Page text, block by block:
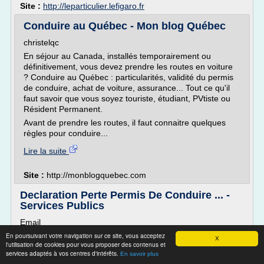
X
En poursuivant votre navigation sur ce site, vous acceptez
l'utilisation de cookies pour vous proposer des contenus et
services adaptés à vos centres d'intérêts. En savoir plus
Site : http://leparticulier.lefigaro.fr
Conduire au Québec - Mon blog Québec
christelqc
En séjour au Canada, installés temporairement ou
définitivement, vous devez prendre les routes en voiture
? Conduire au Québec : particularités, validité du permis
de conduire, achat de voiture, assurance... Tout ce qu'il
faut savoir que vous soyez touriste, étudiant, PVtiste ou
Résident Permanent.
Avant de prendre les routes, il faut connaitre quelques
règles pour conduire...
Lire la suite
Site : http://monblogquebec.com
Declaration Perte Permis De Conduire ... -
Services Publics
Email
Paris
Capitale européenne du luxe, de la mode et haut lieu de la
gastronomie française, Paris est située sur la Seine au